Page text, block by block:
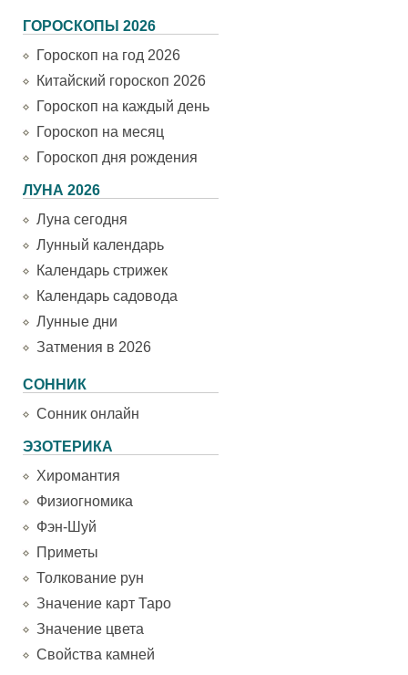
ГОРОСКОПЫ 2026
Гороскоп на год 2026
Китайский гороскоп 2026
Гороскоп на каждый день
Гороскоп на месяц
Гороскоп дня рождения
ЛУНА 2026
Луна сегодня
Лунный календарь
Календарь стрижек
Календарь садовода
Лунные дни
Затмения в 2026
СОННИК
Сонник онлайн
ЭЗОТЕРИКА
Хиромантия
Физиогномика
Фэн-Шуй
Приметы
Толкование рун
Значение карт Таро
Значение цвета
Свойства камней